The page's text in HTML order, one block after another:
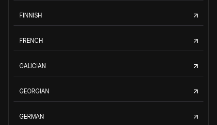
FINNISH
FRENCH
GALICIAN
GEORGIAN
GERMAN